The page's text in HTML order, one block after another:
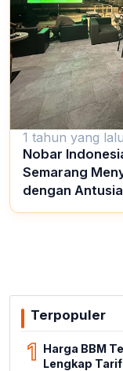
1 tahun yang lalu
Nobar
Semarang
dengan
Terpopuler
1 Harga BBM
Lengkap